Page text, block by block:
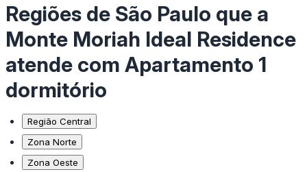
Regiões de São Paulo que a
Monte Moriah Ideal Residence
atende com Apartamento 1
dormitório
Região Central
Zona Norte
Zona Oeste